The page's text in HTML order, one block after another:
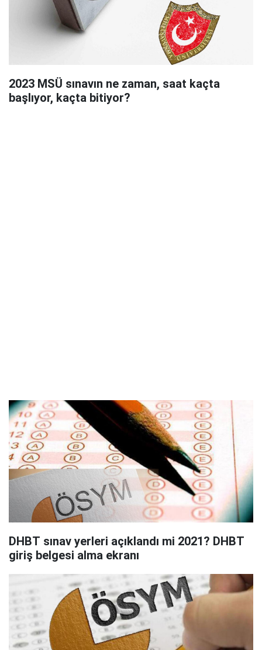
2023 MSÜ sınavın ne zaman, saat kaçta
başlıyor, kaçta bitiyor?
DHBT sınav yerleri açıklandı mi 2021? DHBT
giriş belgesi alma ekranı